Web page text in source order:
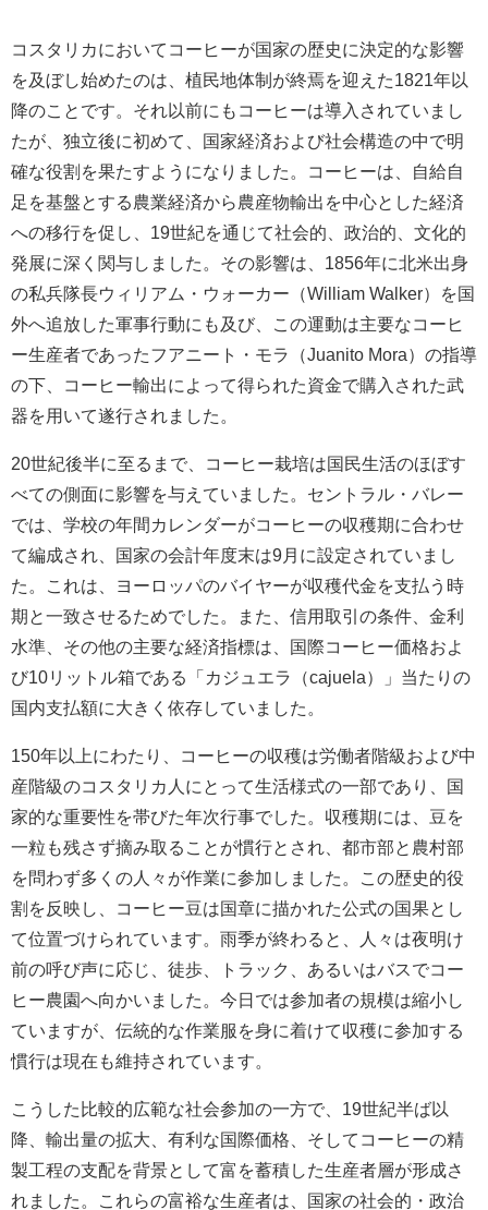
コスタリカにおいてコーヒーが国家の歴史に決定的な影響
を及ぼし始めたのは、植民地体制が終焉を迎えた1821年以
降のことです。それ以前にもコーヒーは導入されていまし
たが、独立後に初めて、国家経済および社会構造の中で明
確な役割を果たすようになりました。コーヒーは、自給自
足を基盤とする農業経済から農産物輸出を中心とした経済
への移行を促し、19世紀を通じて社会的、政治的、文化的
発展に深く関与しました。その影響は、1856年に北米出身
の私兵隊長ウィリアム・ウォーカー（William Walker）を国
外へ追放した軍事行動にも及び、この運動は主要なコーヒ
ー生産者であったフアニート・モラ（Juanito Mora）の指導
の下、コーヒー輸出によって得られた資金で購入された武
器を用いて遂行されました。
20世紀後半に至るまで、コーヒー栽培は国民生活のほぼす
べての側面に影響を与えていました。セントラル・バレー
では、学校の年間カレンダーがコーヒーの収穫期に合わせ
て編成され、国家の会計年度末は9月に設定されていまし
た。これは、ヨーロッパのバイヤーが収穫代金を支払う時
期と一致させるためでした。また、信用取引の条件、金利
水準、その他の主要な経済指標は、国際コーヒー価格およ
び10リットル箱である「カジュエラ（cajuela）」当たりの
国内支払額に大きく依存していました。
150年以上にわたり、コーヒーの収穫は労働者階級および中
産階級のコスタリカ人にとって生活様式の一部であり、国
家的な重要性を帯びた年次行事でした。収穫期には、豆を
一粒も残さず摘み取ることが慣行とされ、都市部と農村部
を問わず多くの人々が作業に参加しました。この歴史的役
割を反映し、コーヒー豆は国章に描かれた公式の国果とし
て位置づけられています。雨季が終わると、人々は夜明け
前の呼び声に応じ、徒歩、トラック、あるいはバスでコー
ヒー農園へ向かいました。今日では参加者の規模は縮小し
ていますが、伝統的な作業服を身に着けて収穫に参加する
慣行は現在も維持されています。
こうした比較的広範な社会参加の一方で、19世紀半ば以
降、輸出量の拡大、有利な国際価格、そしてコーヒーの精
製工程の支配を背景として富を蓄積した生産者層が形成さ
れました。これらの富裕な生産者は、国家の社会的・政治